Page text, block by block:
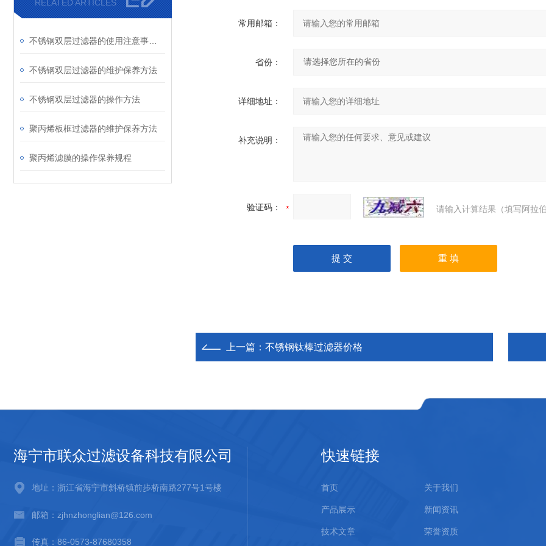
RELATED ARTICLES
不锈钢双层过滤器的维护保养方法
不锈钢双层过滤器的操作方法
聚丙烯板框过滤器的维护保养方法
聚丙烯滤膜的操作保养规程
常用邮箱：
省份：
详细地址：
补充说明：
验证码： 请输入计算结果（填写阿拉
上一篇： 不锈钢钛棒过滤器价格
海宁市联众过滤设备科技有限公司
地址：浙江省海宁市斜桥镇前步桥南路277号1号楼
邮箱：zjhnzhonglian@126.com
传真：86-0573-87680358
快速链接
首页 关于我们
产品展示 新闻资讯
技术文章 荣誉资质